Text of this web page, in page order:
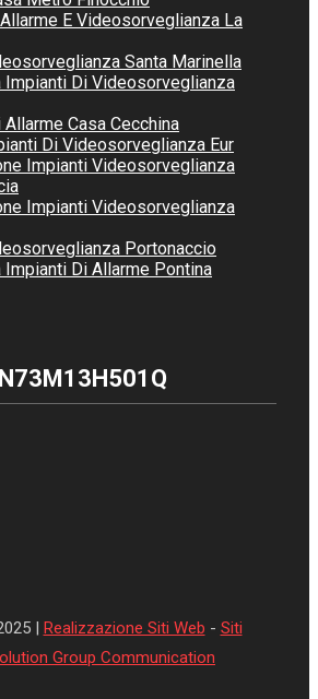
E Videosorveglianza La
Santa Marinella
Di Videosorveglianza
Casa Cecchina
Di Videosorveglianza Eur
Impianti Videosorveglianza
Impianti Videosorveglianza
Portonaccio
Di Allarme Pontina
| Realizzazione Siti Web - Siti
Group Communication